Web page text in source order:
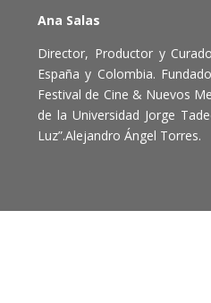
Ana Salas
Director, Productor y
España y Colombia.
Festival de Cine & Nuevos
de la Universidad Jorge
Luz”.Alejandro Ángel Torres.